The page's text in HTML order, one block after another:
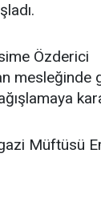
Özderici
mesleğinde
Müftüsü